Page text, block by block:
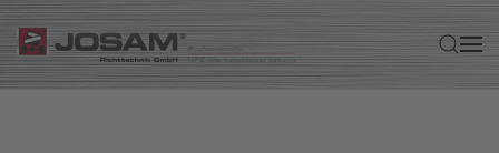
Zum Hauptinhalt springen